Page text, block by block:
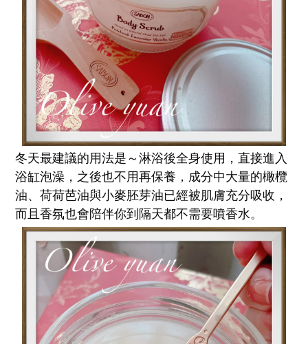
冬天最建議的用法是～淋浴後全身使用，直接進入
浴缸泡澡，之後也不用再保養，成分中大量的橄欖
油、荷荷芭油與小麥胚芽油已經被肌膚充分吸收，
而且香氛也會陪伴你到隔天都不需要噴香水。